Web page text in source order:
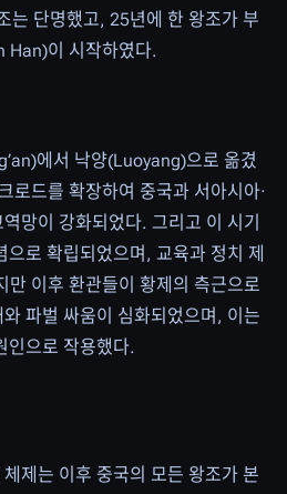
는 단명했고, 25년에 한 왕조가 부
Han)이 시작하였다.
에서 낙양(Luoyang)으로 옮겼
로드를 확장하여 중국과 서아시아·
망이 강화되었다. 그리고 이 시기
로 확립되었으며, 교육과 정치 제
만 이후 환관들이 황제의 측근으로
파벌 싸움이 심화되었으며, 이는
인으로 작용했다.
제는 이후 중국의 모든 왕조가 본